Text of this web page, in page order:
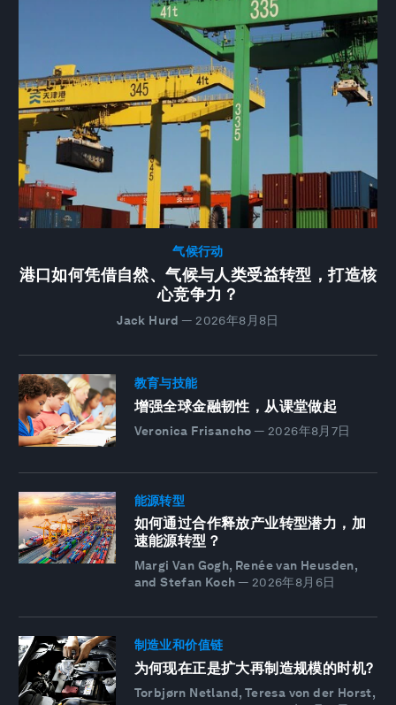
气候行动
港口如何凭借自然、气候与人类受益转型，打造核
心竞争力？
Jack Hurd — 2026年8月8日
教育与技能
增强全球金融韧性，从课堂做起
Veronica Frisancho — 2026年8月7日
能源转型
如何通过合作释放产业转型潜力，加
速能源转型？
Margi Van Gogh, Renée van Heusden,
and Stefan Koch — 2026年8月6日
制造业和价值链
为何现在正是扩大再制造规模的时机?
Torbjørn Netland, Teresa von der Horst,